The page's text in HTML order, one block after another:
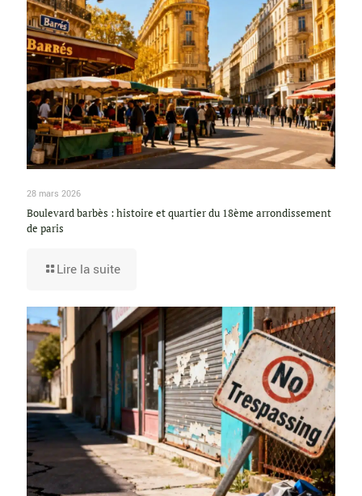
28 mars 2026
Boulevard barbès : histoire et quartier du 18ème arrondissement
de paris
Lire la suite